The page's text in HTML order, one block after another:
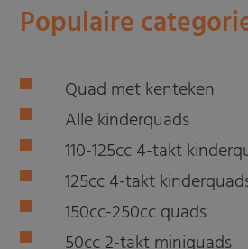
Populaire
Quad met kenteken
Alle kinderquads
110-125cc 4-takt
125cc 4-takt
150cc-250cc quads